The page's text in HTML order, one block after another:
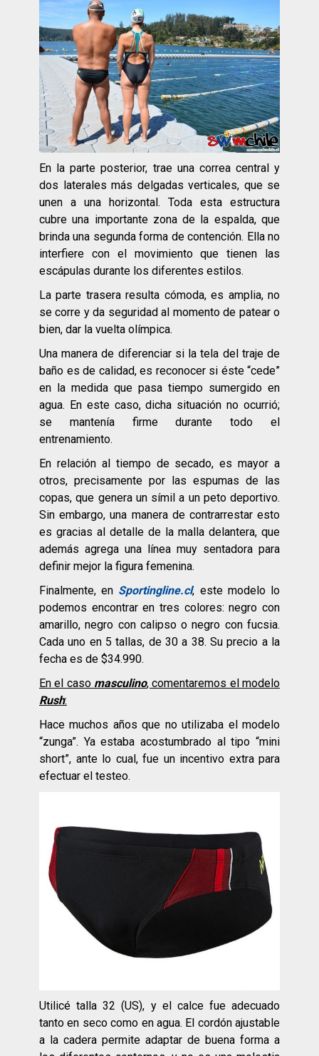
En la parte posterior, trae una correa central y
dos laterales más delgadas verticales, que se
unen a una horizontal. Toda esta estructura
cubre una importante zona de la espalda, que
brinda una segunda forma de contención. Ella no
interfiere con el movimiento que tienen las
escápulas durante los diferentes estilos.
La parte trasera resulta cómoda, es amplia, no
se corre y da seguridad al momento de patear o
bien, dar la vuelta olímpica.
Una manera de diferenciar si la tela del traje de
baño es de calidad, es reconocer si éste “cede”
en la medida que pasa tiempo sumergido en
agua. En este caso, dicha situación no ocurrió;
se mantenía firme durante todo el
entrenamiento.
En relación al tiempo de secado, es mayor a
otros, precisamente por las espumas de las
copas, que genera un símil a un peto deportivo.
Sin embargo, una manera de contrarrestar esto
es gracias al detalle de la malla delantera, que
además agrega una línea muy sentadora para
definir mejor la figura femenina.
Finalmente, en Sportingline.cl, este modelo lo
podemos encontrar en tres colores: negro con
amarillo, negro con calipso o negro con fucsia.
Cada uno en 5 tallas, de 30 a 38. Su precio a la
fecha es de $34.990.
En el caso masculino, comentaremos el modelo
Rush:
Hace muchos años que no utilizaba el modelo
“zunga”. Ya estaba acostumbrado al tipo “mini
short”, ante lo cual, fue un incentivo extra para
efectuar el testeo.
Utilicé talla 32 (US), y el calce fue adecuado
tanto en seco como en agua. El cordón ajustable
a la cadera permite adaptar de buena forma a